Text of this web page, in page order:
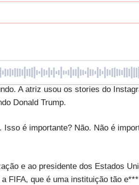
A atriz usou os stories do
Donald Trump.
é importante? Não. Não é
e ao presidente dos Estados
FIFA, que é uma instituição tão